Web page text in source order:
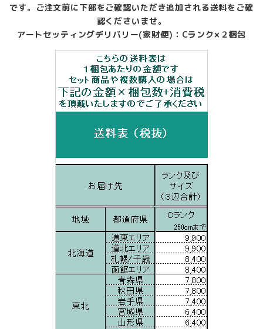
です。ご注文前に下部をご確認いただき追加される送料をご確
認くださいませ。
アートセッティングデリバリー(家財便)：Cランク×２梱包